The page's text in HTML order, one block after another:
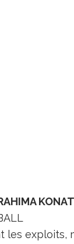
exploits,